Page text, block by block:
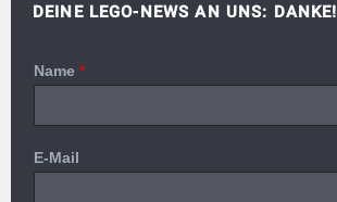
DEINE LEGO-NEWS AN UNS: DANKE!
Name *
E-Mail